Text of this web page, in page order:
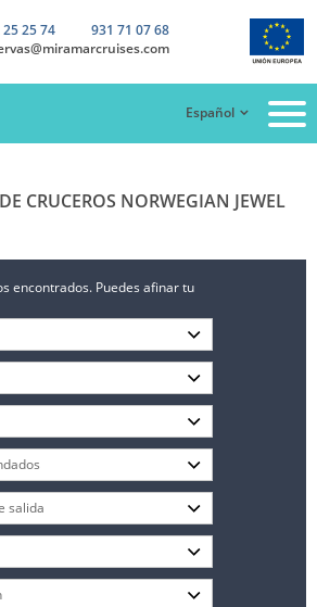
25 74
931 71 07 68
Español
CRUCEROS NORWEGIAN JEWEL
encontrados. Puedes afinar tu